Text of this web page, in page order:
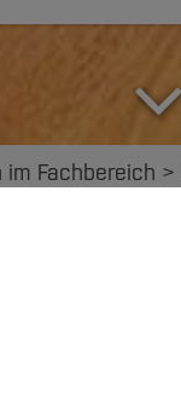
im Fachbereich